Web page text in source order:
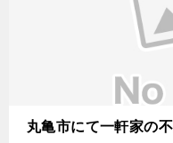
丸亀市にて一軒家の